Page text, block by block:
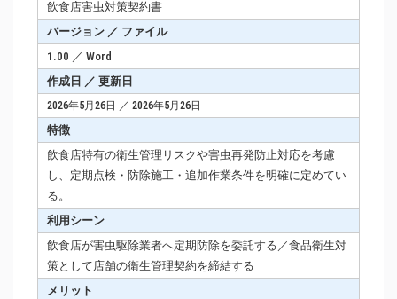
飲食店害虫対策契約書
バージョン ／ ファイル
1.00 ／ Word
作成日 ／ 更新日
2026年5月26日 ／ 2026年5月26日
特徴
飲食店特有の衛生管理リスクや害虫再発防止対応を考慮
し、定期点検・防除施工・追加作業条件を明確に定めてい
る。
利用シーン
飲食店が害虫駆除業者へ定期防除を委託する／食品衛生対
策として店舗の衛生管理契約を締結する
メリット